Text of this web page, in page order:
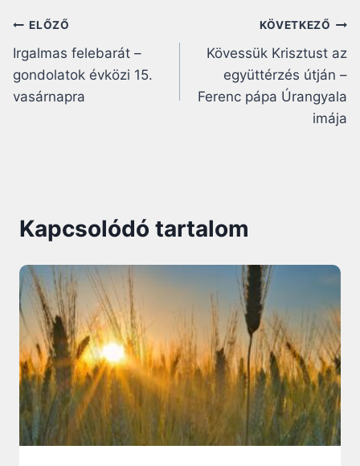
Bejegyzés
navigáció
ELŐZŐ
Irgalmas felebarát –
gondolatok évközi 15.
vasárnapra
KÖVETKEZŐ
Kövessük Krisztust az
együttérzés útján –
Ferenc pápa Úrangyala
imája
Kapcsolódó tartalom